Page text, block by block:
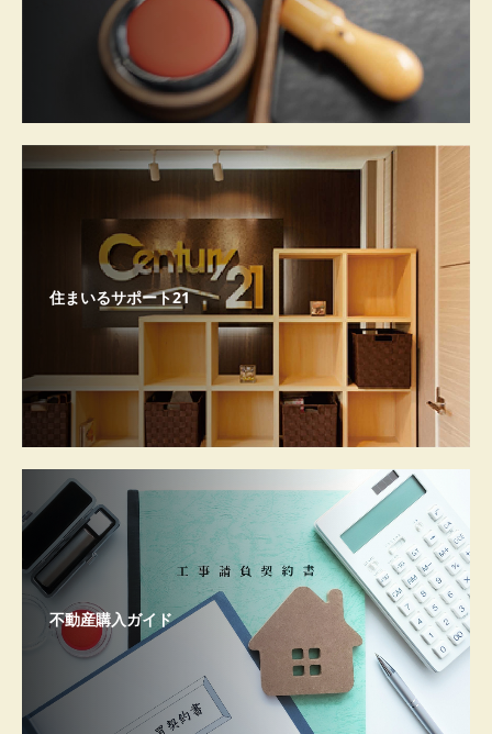
住まいるサポート21
不動産購入ガイド